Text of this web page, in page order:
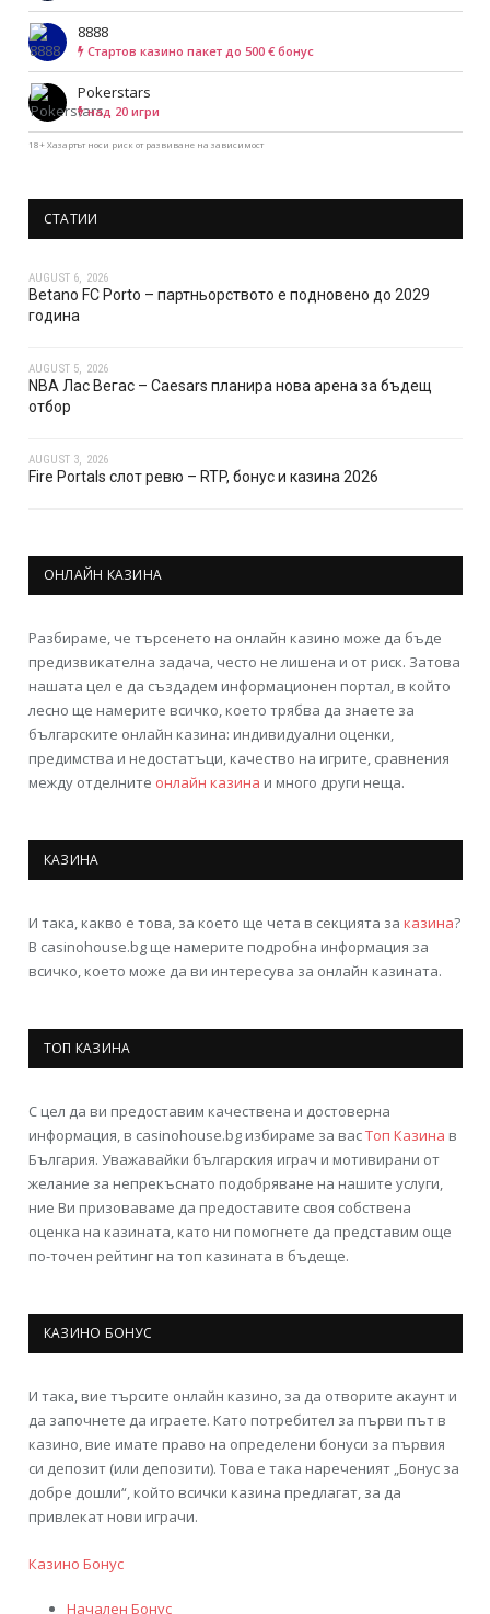
8888
Cтартов казино пакет до 500 € бонус
Pokerstars
над 20 игри
18+ Хазартът носи риск от развиване на зависимост
СТАТИИ
AUGUST 6, 2026
Betano FC Porto – партньорството е подновено до 2029
година
AUGUST 5, 2026
NBA Лас Вегас – Caesars планира нова арена за бъдещ
отбор
AUGUST 3, 2026
Fire Portals слот ревю – RTP, бонус и казина 2026
ОНЛАЙН КАЗИНА
Разбираме, че търсенето на онлайн казино може да бъде
предизвикателна задача, често не лишена и от риск. Затова
нашата цел е да създадем информационен портал, в който
лесно ще намерите всичко, което трябва да знаете за
българските онлайн казина: индивидуални оценки,
предимства и недостатъци, качество на игрите, сравнения
между отделните онлайн казина и много други неща.
КАЗИНА
И така, какво е това, за което ще чета в секцията за казина?
В casinohouse.bg ще намерите подробна информация за
всичко, което може да ви интересува за онлайн казината.
ТОП КАЗИНА
С цел да ви предоставим качествена и достоверна
информация, в casinohouse.bg избираме за васТоп Казина в
България. Уважавайки българския играч и мотивирани от
желание за непрекъснато подобряване на нашите услуги,
ние Ви призоваваме да предоставите своя собствена
оценка на казината, като ни помогнете да представим още
по-точен рейтинг на топ казината в бъдеще.
КАЗИНО БОНУС
И така, вие търсите онлайн казино, за да отворите акаунт и
да започнете да играете. Като потребител за първи път в
казино, вие имате право на определени бонуси за първия
си депозит (или депозити). Това е така нареченият „Бонус за
добре дошли“, който всички казина предлагат, за да
привлекат нови играчи.
Казино Бонус
Начален Бонус